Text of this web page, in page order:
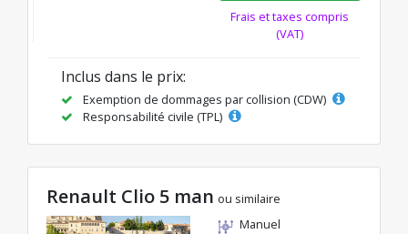
Frais et taxes compris
(VAT)
Inclus dans le prix:
Exemption de dommages par collision (CDW)
Responsabilité civile (TPL)
Renault Clio 5 man ou similaire
Manuel